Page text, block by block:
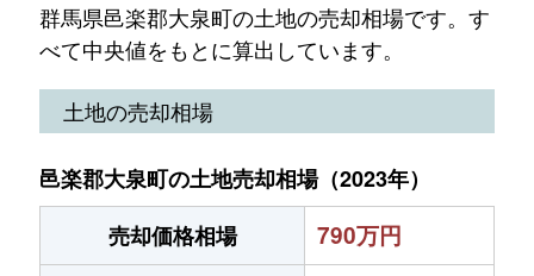
群馬県邑楽郡大泉町の土地の売却相場です。す
べて中央値をもとに算出しています。
土地の売却相場
邑楽郡大泉町の土地売却相場（2023年）
売却価格相場
790万円